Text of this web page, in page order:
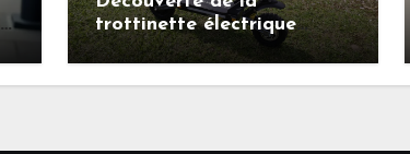
trottinette électrique
ANGWATT CS1 : puissance,
autonomie et confort à